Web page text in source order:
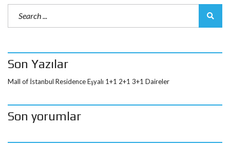
Son Yazılar
Mall of İstanbul Residence Eşyalı 1+1 2+1 3+1 Daireler
Son yorumlar